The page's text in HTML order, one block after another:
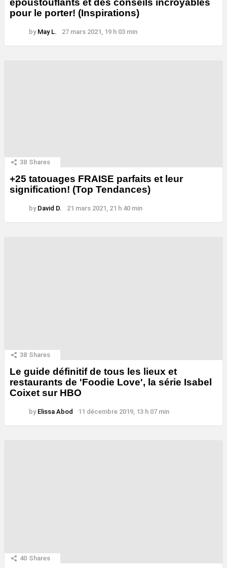
époustouflants et des conseils incroyables
pour le porter! (Inspirations)
by May L. 27 mars 2021, 19 h 03 min
38 Shares
+25 tatouages ​​FRAISE parfaits et leur
signification! (Top Tendances)
by David D. 21 mars 2021, 21 h 40 min
38 Shares
Le guide définitif de tous les lieux et
restaurants de 'Foodie Love', la série Isabel
Coixet sur HBO
by Elissa Abod 11 décembre 2019, 13 h 07 min
40 Shares